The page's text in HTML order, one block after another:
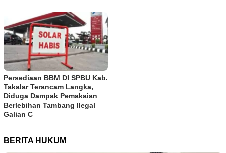
Persediaan BBM DI SPBU Kab.
Takalar Terancam Langka,
Diduga Dampak Pemakaian
Berlebihan Tambang Ilegal
Galian C
BERITA HUKUM